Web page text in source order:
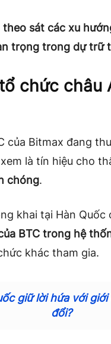
theo sát các xu
trọng trong dự trữ
chức châu
của Bitmax đang
là tín hiệu cho
chóng.
khai tại Hàn
BTC trong hệ
khác tham gia.
giữ lời hứa với
đổi?